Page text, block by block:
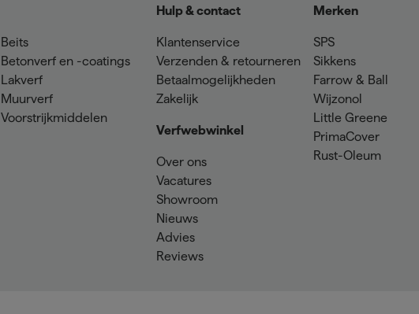
Beits
Betonverf en -coatings
Lakverf
Muurverf
Voorstrijkmiddelen
Hulp & contact
Klantenservice
Verzenden & retourneren
Betaalmogelijkheden
Zakelijk
Verfwebwinkel
Over ons
Vacatures
Showroom
Nieuws
Advies
Reviews
Merken
SPS
Sikkens
Farrow & Ball
Wijzonol
Little Greene
PrimaCover
Rust-Oleum